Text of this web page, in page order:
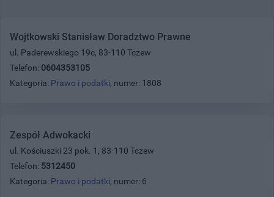
Wojtkowski Stanisław Doradztwo Prawne
ul. Paderewskiego 19c, 83-110 Tczew
Telefon: 0604353105
Kategoria: Prawo i podatki, numer: 1808
Zespół Adwokacki
ul. Kościuszki 23 pok. 1, 83-110 Tczew
Telefon: 5312450
Kategoria: Prawo i podatki, numer: 6